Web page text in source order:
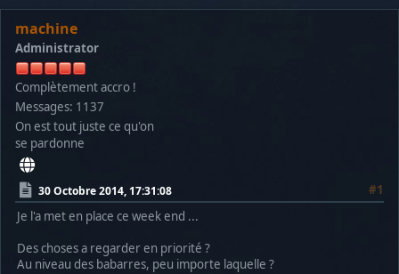
machine
Administrator
Complètement accro !
Messages: 1137
On est tout juste ce qu'on
se pardonne
30 Octobre 2014, 17:31:08
#1
Je l'a met en place ce week end ...
Des choses a regarder en priorité ?
Au niveau des babarres, peu importe laquelle ?